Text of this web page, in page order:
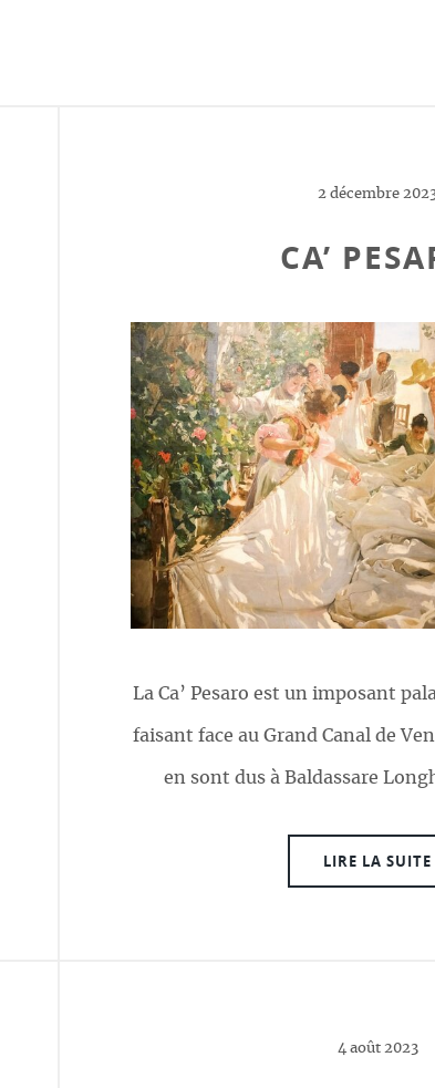
2 décembre
CA’
La Ca’ Pesaro est un imposant
faisant face au Grand Canal de
en sont dus à Baldassare
LIRE LA SUITE
4 août 2023